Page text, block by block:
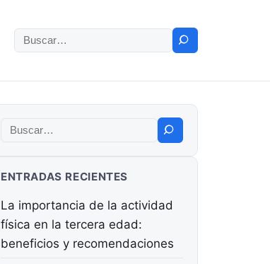
Buscar:
Buscar:
ENTRADAS RECIENTES
La importancia de la actividad
física en la tercera edad:
beneficios y recomendaciones